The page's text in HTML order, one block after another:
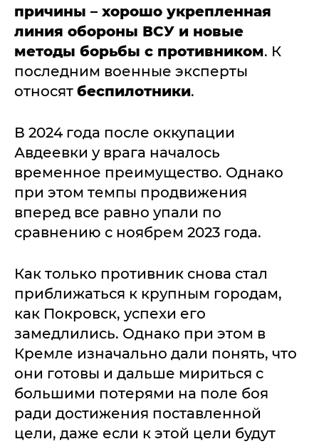
причины – хорошо укрепленная
линия обороны ВСУ и новые
методы борьбы с противником. К
последним военные эксперты
относят беспилотники.
В 2024 года после оккупации
Авдеевки у врага началось
временное преимущество. Однако
при этом темпы продвижения
вперед все равно упали по
сравнению с ноябрем 2023 года.
Как только противник снова стал
приближаться к крупным городам,
как Покровск, успехи его
замедлились. Однако при этом в
Кремле изначально дали понять, что
они готовы и дальше мириться с
большими потерями на поле боя
ради достижения поставленной
цели, даже если к этой цели будут